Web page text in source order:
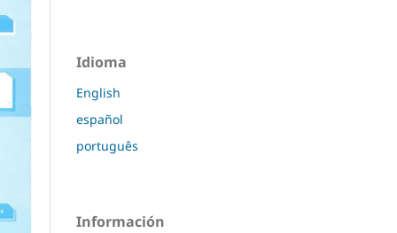
Idioma
English
español
português
Información